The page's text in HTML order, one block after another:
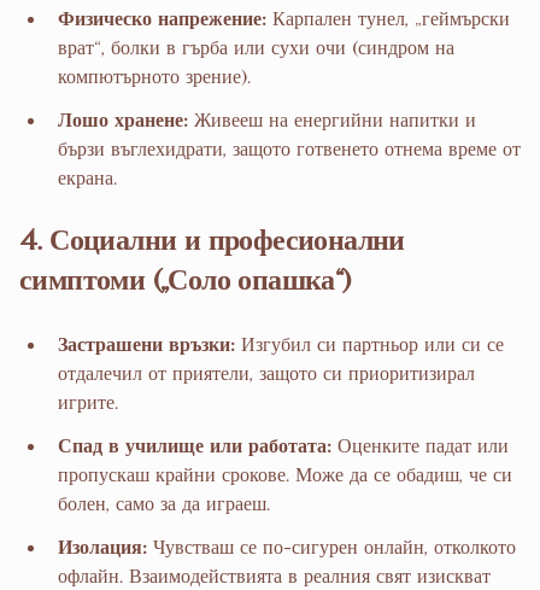
Физическо напрежение: Карпален тунел, „геймърски
врат“, болки в гърба или сухи очи (синдром на
компютърното зрение).
Лошо хранене: Живееш на енергийни напитки и
бързи въглехидрати, защото готвенето отнема време от
екрана.
4. Социални и професионални
симптоми („Соло опашка“)
Застрашени връзки: Изгубил си партньор или си се
отдалечил от приятели, защото си приоритизирал
игрите.
Спад в училище или работата: Оценките падат или
пропускаш крайни срокове. Може да се обадиш, че си
болен, само за да играеш.
Изолация: Чувстваш се по-сигурен онлайн, отколкото
офлайн. Взаимодействията в реалния свят изискват